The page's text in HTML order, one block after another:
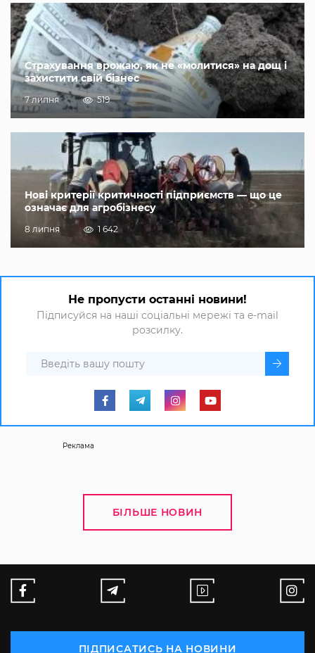
Страхування врожаю, як не «молитися» на дощ і
захистити свій бізнес
7 липня 519
Нові критерії критичності підприємств — що це
означає для агробізнесу
8 липня 1 642
Не пропусти останні новини!
Підписуйся на наші соціальні мережі та e-mail
розсилку.
Реклама
БІЛЬШЕ НОВИН
ПІДПИСАТИСЬ НА НОВИНИ